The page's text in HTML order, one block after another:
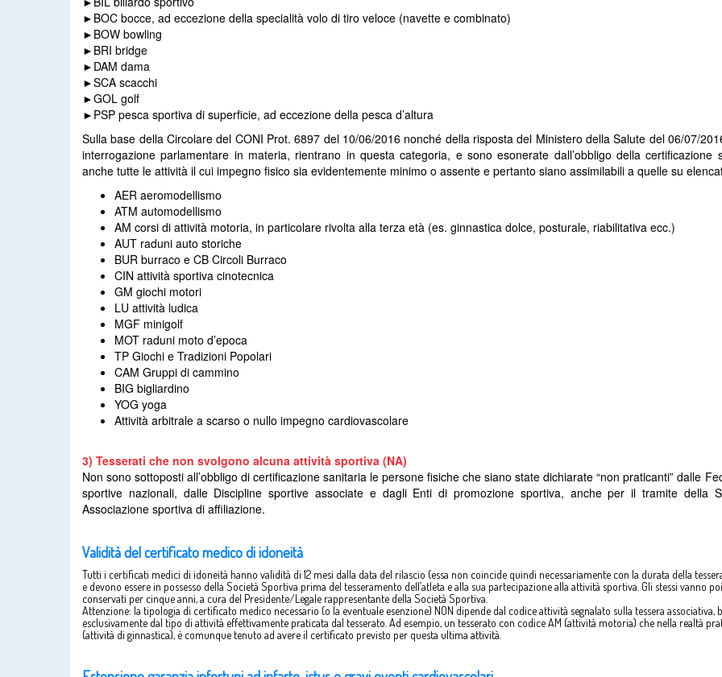
►BOC bocce, ad eccezione della specialità volo di tiro veloce (navette e combinato)
►BOW bowling
►BRI bridge
►DAM dama
►SCA scacchi
►GOL golf
►PSP pesca sportiva di superficie, ad eccezione della pesca d’altura
Sulla base della Circolare del CONI Prot. 6897 del 10/06/2016 nonché della risposta del Ministero della Salute del 06/07/
interrogazione parlamentare in materia, rientrano in questa categoria, e sono esonerate dall’obbligo della certificazione
anche tutte le attività il cui impegno fisico sia evidentemente minimo o assente e pertanto siano assimilabili a quelle su
AER aeromodellismo
ATM automodellismo
AM corsi di attività motoria, in particolare rivolta alla terza età (es. ginnastica dolce, posturale, riabilitativa ecc.)
AUT raduni auto storiche
BUR burraco e CB Circoli Burraco
CIN attività sportiva cinotecnica
GM giochi motori
LU attività ludica
MGF minigolf
MOT raduni moto d’epoca
TP Giochi e Tradizioni Popolari
CAM Gruppi di cammino
BIG bigliardino
YOG yoga
Attività arbitrale a scarso o nullo impegno cardiovascolare
3) Tesserati che non svolgono alcuna attività sportiva (NA)
Non sono sottoposti all’obbligo di certificazione sanitaria le persone fisiche che siano state dichiarate “non praticanti” dalle
sportive nazionali, dalle Discipline sportive associate e dagli Enti di promozione sportiva, anche per il tramite della
Associazione sportiva di affiliazione.
Validità del certificato medico di idoneità
Tutti i certificati medici di idoneità hanno validità di 12 mesi dalla data del rilascio (essa non coincide quindi necessariamente con la durata della
e devono essere in possesso della Società Sportiva prima del tesseramento dell’atleta e alla sua partecipazione alla attività sportiva. Gli stessi vanno poi
conservati per cinque anni, a cura del Presidente/Legale rappresentante della Società Sportiva.
Attenzione: la tipologia di certificato medico necessario (o la eventuale esenzione) NON dipende dal codice attività segnalato sulla tessera associativa,
esclusivamente dal tipo di attività effettivamente praticata dal tesserato. Ad esempio, un tesserato con codice AM (attività motoria) che nella realtà
(attività di ginnastica), è comunque tenuto ad avere il certificato previsto per questa ultima attività.